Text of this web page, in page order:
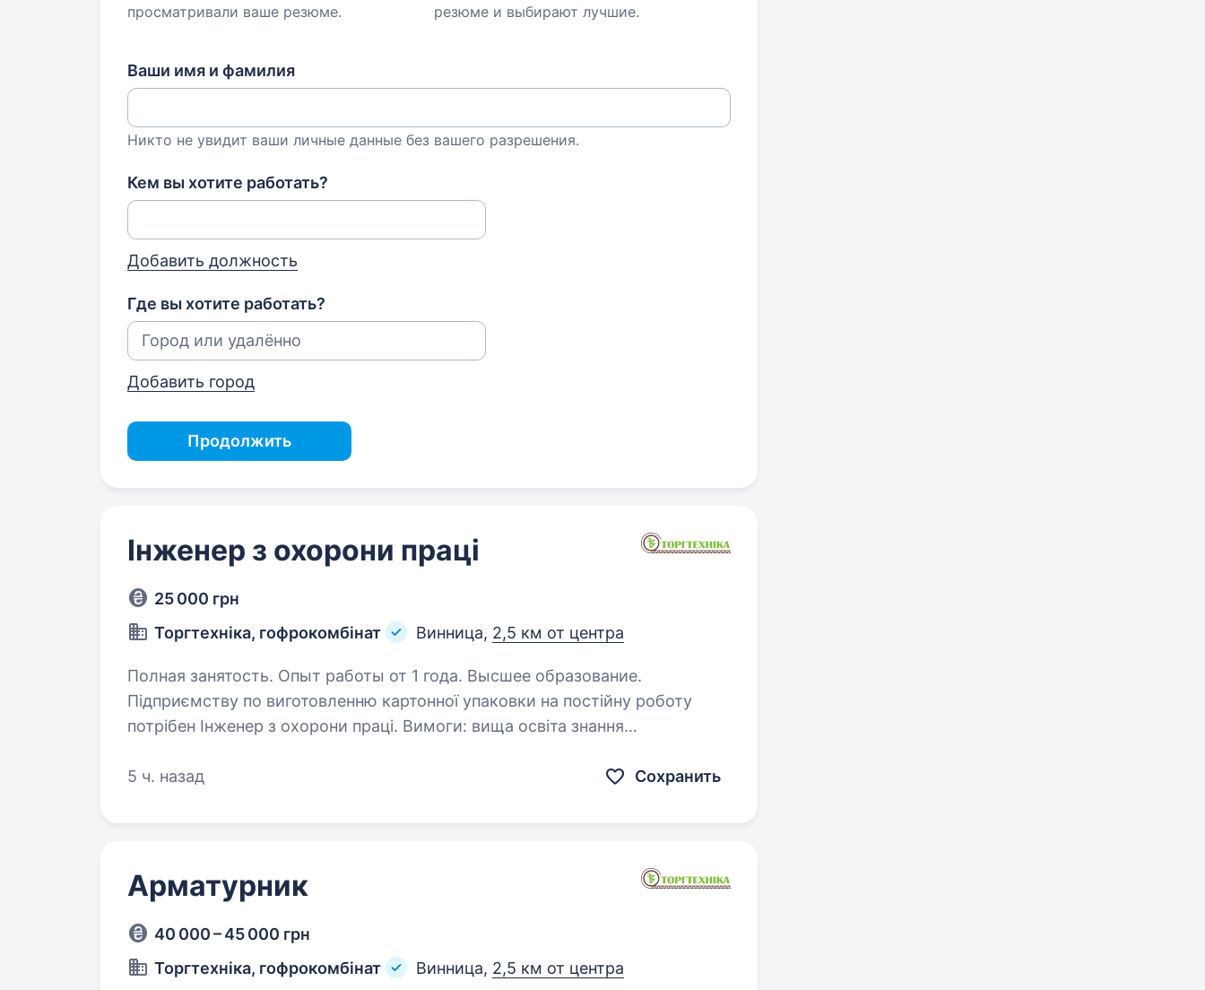
просматривали ваше резюме.
резюме и выбирают лучшие.
Ваши имя и фамилия
Никто не увидит ваши личные данные без вашего разрешения.
Кем вы хотите работать?
Добавить должность
Где вы хотите работать?
Добавить город
Продолжить
Інженер з охорони праці
25 000 грн
Торгтехніка, гофрокомбінат
Винница, 2,5 км от центра
Полная занятость. Опыт работы от 1 года. Высшее образование.
Підприємству по виготовленню картонної упаковки на постійну роботу
потрібен Інженер з охорони праці. Вимоги: вища освіта знання
санітарії,…
5 ч. назад Сохранить
Арматурник
40 000 – 45 000 грн
Торгтехніка, гофрокомбінат
Винница, 2,5 км от центра